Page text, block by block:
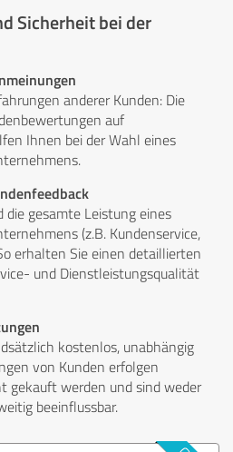
Sicherheit bei der
anderer Kunden: Die
auf
Ihnen bei der Wahl eines
die gesamte Leistung eines
(z.B. Kundenservice,
erhalten Sie einen detaillierten
und Dienstleistungsqualität
kostenlos, unabhängig
von Kunden erfolgen
gekauft werden und sind weder
beeinflussbar.